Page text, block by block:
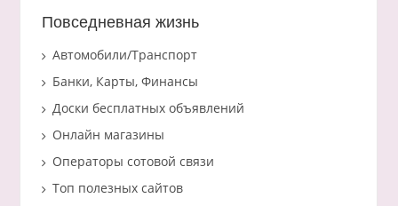
Повседневная жизнь
Автомобили/Транспорт
Банки, Карты, Финансы
Доски бесплатных объявлений
Онлайн магазины
Операторы сотовой связи
Топ полезных сайтов